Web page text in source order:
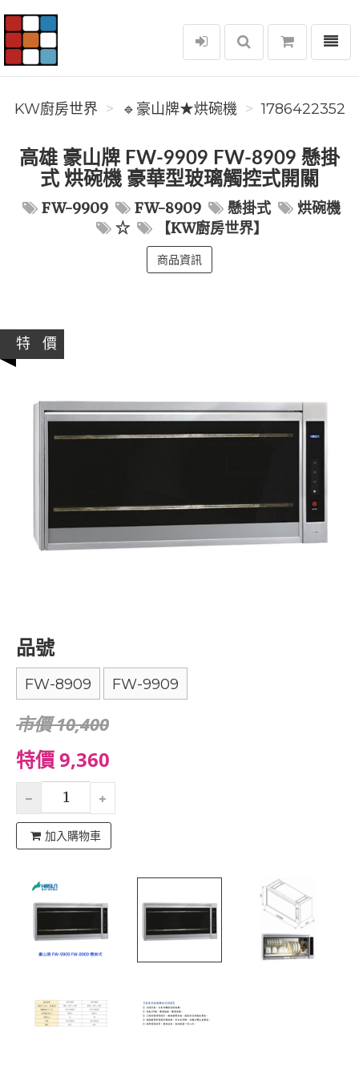
KW廚房世界
選單
KW廚房世界 🔹豪山牌★烘碗機 1786422352
高雄 豪山牌 FW-9909 FW-8909 懸掛
式 烘碗機 豪華型玻璃觸控式開關
FW-9909 FW-8909 懸掛式
烘碗機
☆
【KW廚房世界】
商品資訊
特 價
品號
FW-8909 FW-9909
市價 10,400
特價 9,360
加入購物車